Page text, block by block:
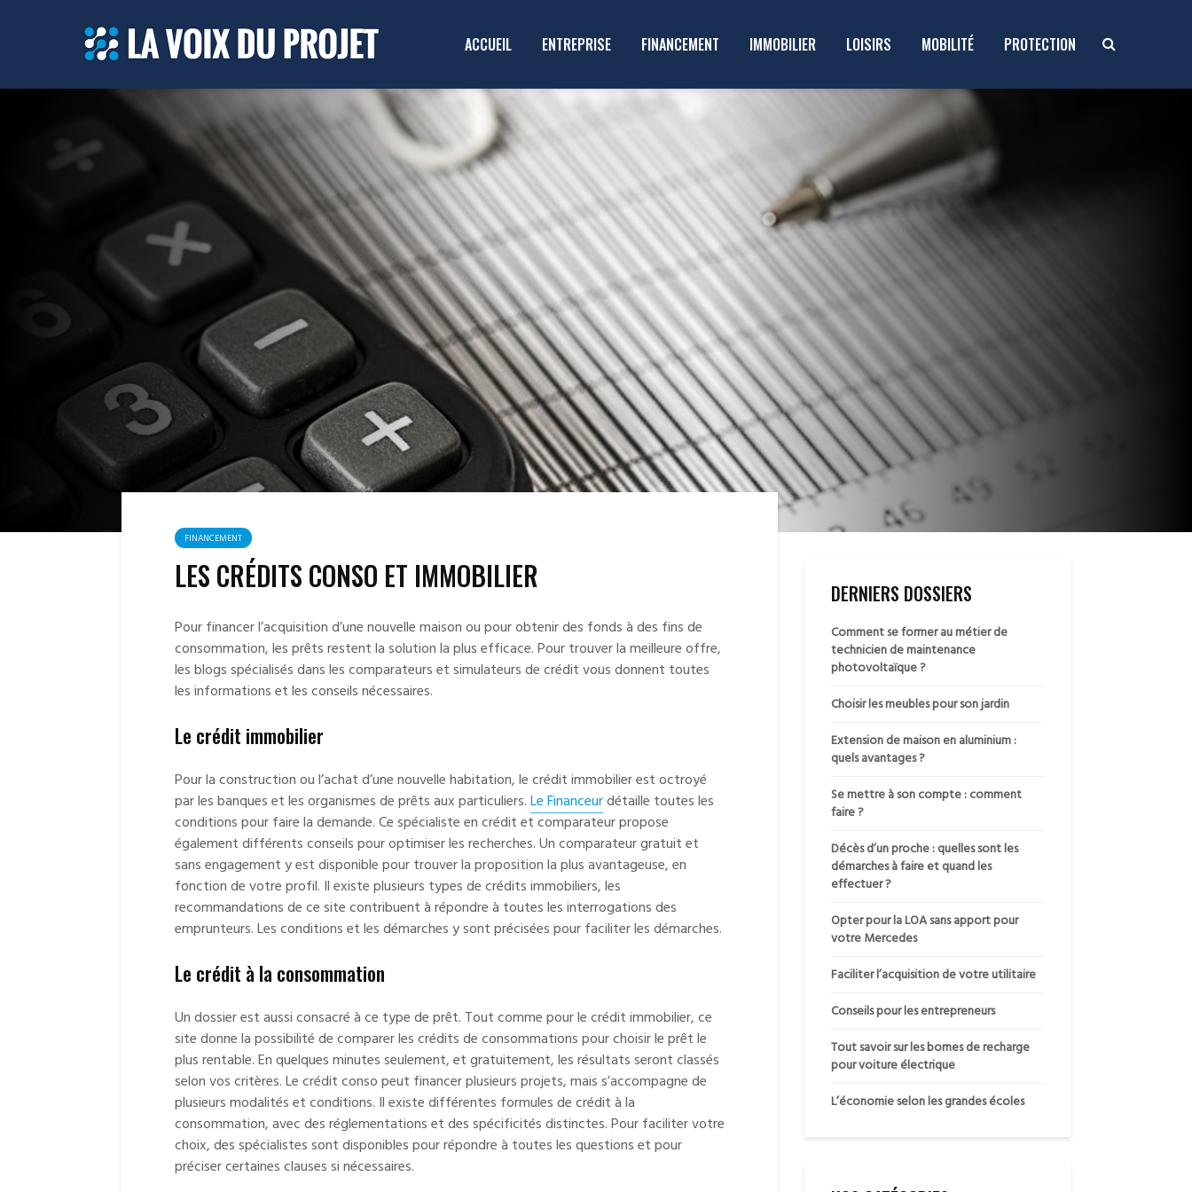
ACCUEIL ENTREPRISE FINANCEMENT IMMOBILIER LOISIRS MOBILITÉ PROTECTION
FINANCEMENT
LES CRÉDITS CONSO ET IMMOBILIER
Pour financer l’acquisition d’une nouvelle maison ou pour obtenir des fonds à des fins de
consommation, les prêts restent la solution la plus efficace. Pour trouver la meilleure offre,
les blogs spécialisés dans les comparateurs et simulateurs de crédit vous donnent toutes
les informations et les conseils nécessaires.
Le crédit immobilier
Pour la construction ou l’achat d’une nouvelle habitation, le crédit immobilier est octroyé
par les banques et les organismes de prêts aux particuliers.Le Financeurdétaille toutes les
conditions pour faire la demande. Ce spécialiste en crédit et comparateur propose
également différents conseils pour optimiser les recherches. Un comparateur gratuit et
sans engagement y est disponible pour trouver la proposition la plus avantageuse, en
fonction de votre profil. Il existe plusieurs types de crédits immobiliers, les
recommandations de ce site contribuent à répondre à toutes les interrogations des
emprunteurs. Les conditions et les démarches y sont précisées pour faciliter les démarches.
Le crédit à la consommation
Un dossier est aussi consacré à ce type de prêt. Tout comme pour le crédit immobilier, ce
site donne la possibilité de comparer les crédits de consommations pour choisir le prêt le
plus rentable. En quelques minutes seulement, et gratuitement, les résultats seront classés
selon vos critères. Le crédit conso peut financer plusieurs projets, mais s’accompagne de
plusieurs modalités et conditions. Il existe différentes formules de crédit à la
consommation, avec des réglementations et des spécificités distinctes. Pour faciliter votre
choix, des spécialistes sont disponibles pour répondre à toutes les questions et pour
préciser certaines clauses si nécessaires.
DERNIERS DOSSIERS
Comment se former au métier de
technicien de maintenance
photovoltaïque ?
Choisir les meubles pour son jardin
Extension de maison en aluminium :
quels avantages ?
Se mettre à son compte : comment
faire ?
Décès d’un proche : quelles sont les
démarches à faire et quand les
effectuer ?
Opter pour la LOA sans apport pour
votre Mercedes
Faciliter l’acquisition de votre utilitaire
Conseils pour les entrepreneurs
Tout savoir sur les bornes de recharge
pour voiture électrique
L’économie selon les grandes écoles